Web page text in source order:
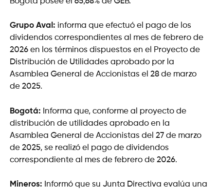
Grupo Aval: informa que efectuó el pago de los
dividendos correspondientes al mes de febrero de
2026 en los términos dispuestos en el Proyecto de
Distribución de Utilidades aprobado por la
Asamblea General de Accionistas el 28 de marzo
de 2025.
Bogotá: Informa que, conforme al proyecto de
distribución de utilidades aprobado en la
Asamblea General de Accionistas del 27 de marzo
de 2025, se realizó el pago de dividendos
correspondiente al mes de febrero de 2026.
Mineros: Informó que su Junta Directiva evalúa una